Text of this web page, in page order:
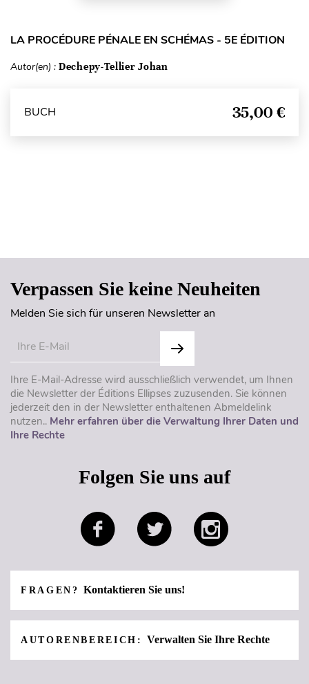
LA PROCÉDURE PÉNALE EN SCHÉMAS - 5E ÉDITION
Autor(en) : Dechepy-Tellier Johan
BUCH 35,00 €
Verpassen Sie keine Neuheiten
Melden Sie sich für unseren Newsletter an
Ihre E-Mail-Adresse wird ausschließlich verwendet, um Ihnen
die Newsletter der Éditions Ellipses zuzusenden. Sie können
jederzeit den in der Newsletter enthaltenen Abmeldelink
nutzen.. Mehr erfahren über die Verwaltung Ihrer Daten und
Ihre Rechte
Folgen Sie uns auf
FRAGEN? Kontaktieren Sie uns!
AUTORENBEREICH: Verwalten Sie Ihre Rechte